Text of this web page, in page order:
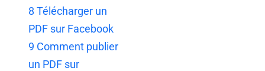
8 Télécharger un
PDF sur Facebook
9 Comment publier
un PDF sur